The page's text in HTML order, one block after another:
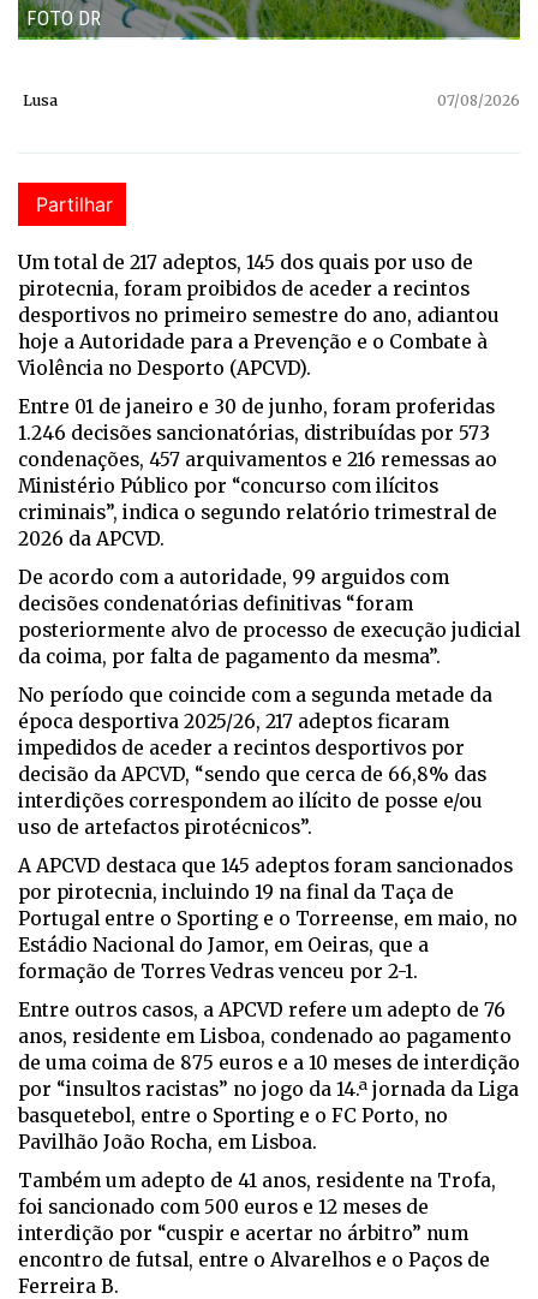
FOTO DR
Lusa 07/08/2026
Partilhar
Um total de 217 adeptos, 145 dos quais por uso de
pirotecnia, foram proibidos de aceder a recintos
desportivos no primeiro semestre do ano, adiantou
hoje a Autoridade para a Prevenção e o Combate à
Violência no Desporto (APCVD).
Entre 01 de janeiro e 30 de junho, foram proferidas
1.246 decisões sancionatórias, distribuídas por 573
condenações, 457 arquivamentos e 216 remessas ao
Ministério Público por “concurso com ilícitos
criminais”, indica o segundo relatório trimestral de
2026 da APCVD.
De acordo com a autoridade, 99 arguidos com
decisões condenatórias definitivas “foram
posteriormente alvo de processo de execução judicial
da coima, por falta de pagamento da mesma”.
No período que coincide com a segunda metade da
época desportiva 2025/26, 217 adeptos ficaram
impedidos de aceder a recintos desportivos por
decisão da APCVD, “sendo que cerca de 66,8% das
interdições correspondem ao ilícito de posse e/ou
uso de artefactos pirotécnicos”.
A APCVD destaca que 145 adeptos foram sancionados
por pirotecnia, incluindo 19 na final da Taça de
Portugal entre o Sporting e o Torreense, em maio, no
Estádio Nacional do Jamor, em Oeiras, que a
formação de Torres Vedras venceu por 2-1.
Entre outros casos, a APCVD refere um adepto de 76
anos, residente em Lisboa, condenado ao pagamento
de uma coima de 875 euros e a 10 meses de interdição
por “insultos racistas” no jogo da 14.ª jornada da Liga
basquetebol, entre o Sporting e o FC Porto, no
Pavilhão João Rocha, em Lisboa.
Também um adepto de 41 anos, residente na Trofa,
foi sancionado com 500 euros e 12 meses de
interdição por “cuspir e acertar no árbitro” num
encontro de futsal, entre o Alvarelhos e o Paços de
Ferreira B.